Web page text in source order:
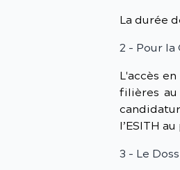
La durée
2 - Pour la
L'accès
filières au
l’ESITH
3 - Le